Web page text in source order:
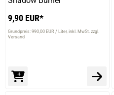
9,90 EUR*
Grundpreis: 990,00 EUR / Liter inkl. MwSt. zzgl.
Versand